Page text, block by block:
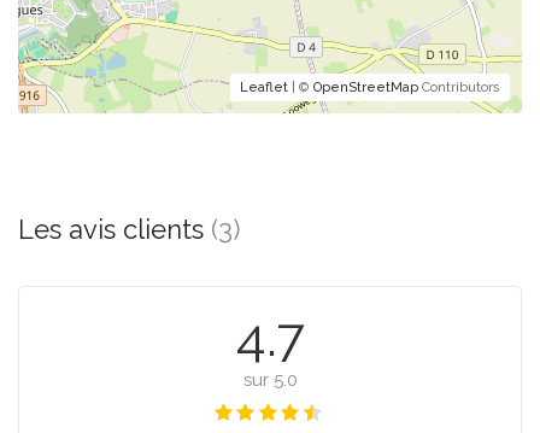
Leaflet | © OpenStreetMap Contributors
Les avis clients (3)
4.7
sur 5.0